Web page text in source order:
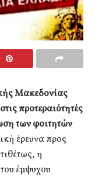
Μακεδονίας
προτεραιότητές
των φοιτητών
έρευνα προς
η
έμψυχου